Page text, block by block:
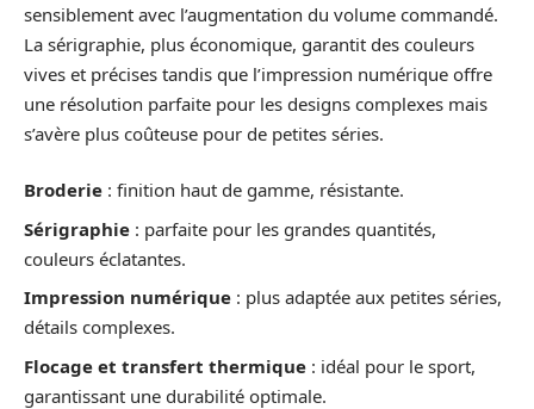
sensiblement avec l’augmentation du volume commandé.
La sérigraphie, plus économique, garantit des couleurs
vives et précises tandis que l’impression numérique offre
une résolution parfaite pour les designs complexes mais
s’avère plus coûteuse pour de petites séries.
Broderie : finition haut de gamme, résistante.
Sérigraphie : parfaite pour les grandes quantités,
couleurs éclatantes.
Impression numérique : plus adaptée aux petites séries,
détails complexes.
Flocage et transfert thermique : idéal pour le sport,
garantissant une durabilité optimale.